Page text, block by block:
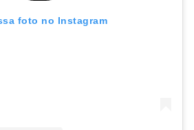
foto no Instagram